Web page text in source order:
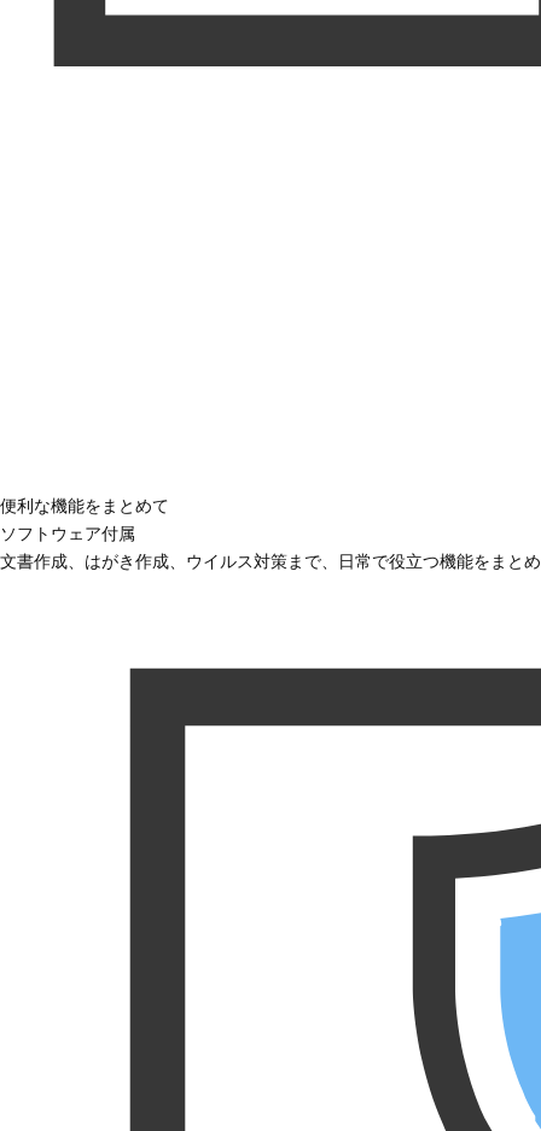
便利な機能をまとめて
ソフトウェア付属
文書作成、はがき作成、ウイルス対策まで、日常で役立つ機能をまと